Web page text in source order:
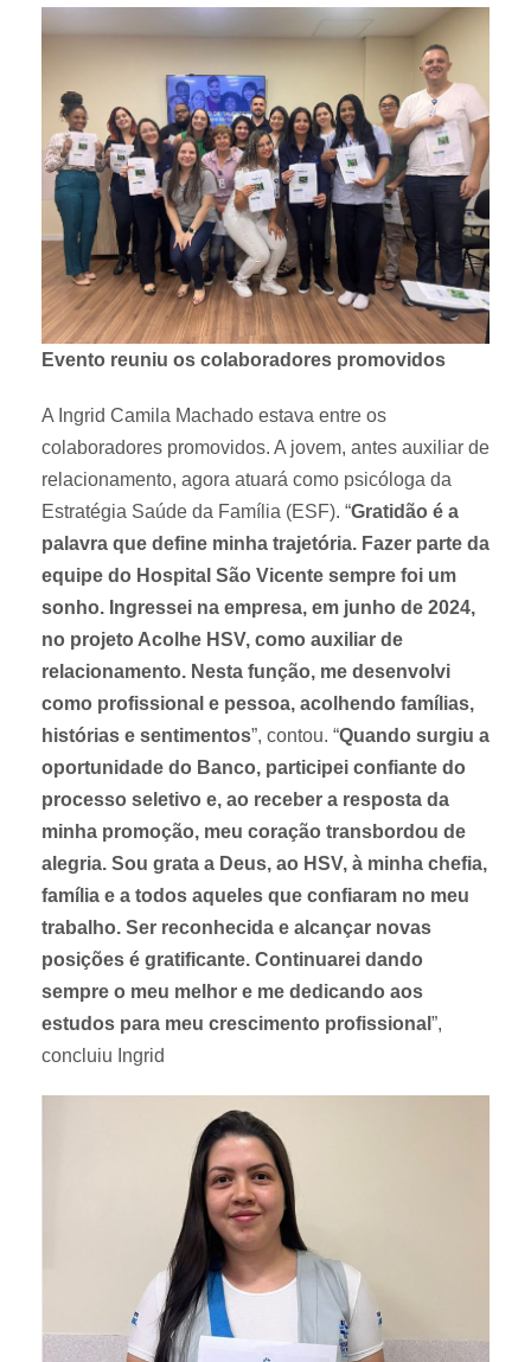
Evento reuniu os colaboradores promovidos
A Ingrid Camila Machado estava entre os
colaboradores promovidos. A jovem, antes auxiliar de
relacionamento, agora atuará como psicóloga da
Estratégia Saúde da Família (ESF). “Gratidão é a
palavra que define minha trajetória. Fazer parte da
equipe do Hospital São Vicente sempre foi um
sonho. Ingressei na empresa, em junho de 2024,
no projeto Acolhe HSV, como auxiliar de
relacionamento. Nesta função, me desenvolvi
como profissional e pessoa, acolhendo famílias,
histórias e sentimentos”, contou. “Quando surgiu a
oportunidade do Banco, participei confiante do
processo seletivo e, ao receber a resposta da
minha promoção, meu coração transbordou de
alegria. Sou grata a Deus, ao HSV, à minha chefia,
família e a todos aqueles que confiaram no meu
trabalho. Ser reconhecida e alcançar novas
posições é gratificante. Continuarei dando
sempre o meu melhor e me dedicando aos
estudos para meu crescimento profissional ”,
concluiu Ingrid